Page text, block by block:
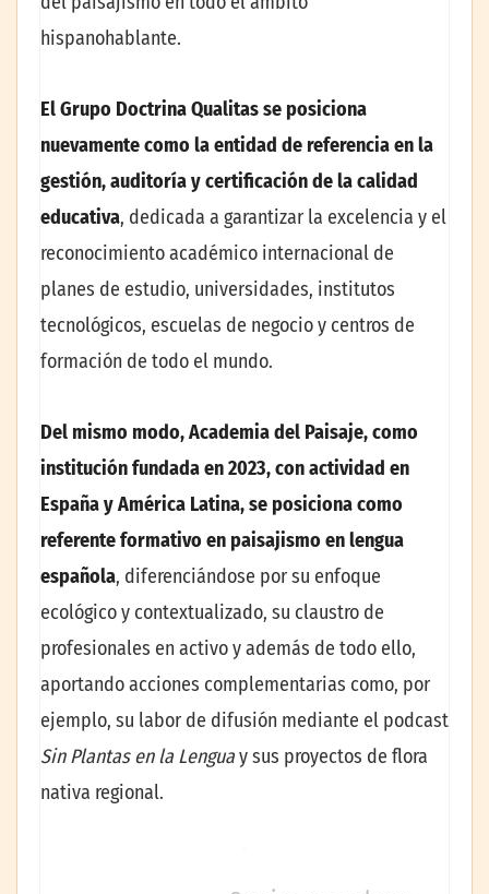
hispanohablante.
El Grupo Doctrina Qualitas se posiciona
nuevamente como la entidad de referencia en la
gestión, auditoría y certificación de la calidad
educativa, dedicada a garantizar la excelencia y el
reconocimiento académico internacional de
planes de estudio, universidades, institutos
tecnológicos, escuelas de negocio y centros de
formación de todo el mundo.
Del mismo modo, Academia del Paisaje, como
institución fundada en 2023, con actividad en
España y América Latina, se posiciona como
referente formativo en paisajismo en lengua
española, diferenciándose por su enfoque
ecológico y contextualizado, su claustro de
profesionales en activo y además de todo ello,
aportando acciones complementarias como, por
ejemplo, su labor de difusión mediante el podcast
Sin Plantas en la Lenguay sus proyectos de flora
nativa regional.